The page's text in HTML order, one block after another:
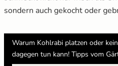
sondern auch gekocht oder
Warum Kohlrabi platzen oder
dagegen tun kann! Tipps vom